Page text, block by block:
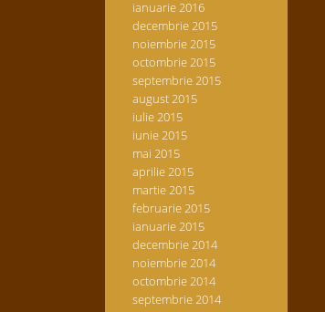
ianuarie 2016
decembrie 2015
noiembrie 2015
octombrie 2015
septembrie 2015
august 2015
iulie 2015
iunie 2015
mai 2015
aprilie 2015
martie 2015
februarie 2015
ianuarie 2015
decembrie 2014
noiembrie 2014
octombrie 2014
septembrie 2014